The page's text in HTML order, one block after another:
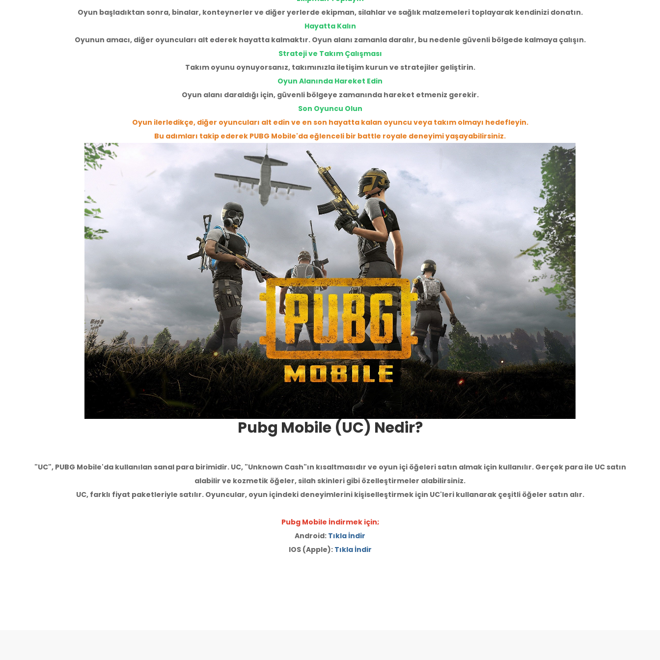
Oyun başladıktan sonra, binalar, konteynerler ve diğer yerlerde ekipman, silahlar ve sağlık malzemeleri toplayarak kendinizi donatın.
Hayatta Kalın
Oyunun amacı, diğer oyuncuları alt ederek hayatta kalmaktır. Oyun alanı zamanla daralır, bu nedenle güvenli bölgede kalmaya çalışın.
Strateji ve Takım Çalışması
Takım oyunu oynuyorsanız, takımınızla iletişim kurun ve stratejiler geliştirin.
Oyun Alanında Hareket Edin
Oyun alanı daraldığı için, güvenli bölgeye zamanında hareket etmeniz gerekir.
Son Oyuncu Olun
Oyun ilerledikçe, diğer oyuncuları alt edin ve en son hayatta kalan oyuncu veya takım olmayı hedefleyin.
Bu adımları takip ederek PUBG Mobile'da eğlenceli bir battle royale deneyimi yaşayabilirsiniz.
Pubg Mobile (UC) Nedir?
"UC", PUBG Mobile'da kullanılan sanal para birimidir. UC, "Unknown Cash"ın kısaltmasıdır ve oyun içi öğeleri satın almak için kullanılır. Gerçek para ile UC satın
alabilir ve kozmetik öğeler, silah skinleri gibi özelleştirmeler alabilirsiniz.
UC, farklı fiyat paketleriyle satılır. Oyuncular, oyun içindeki deneyimlerini kişiselleştirmek için UC'leri kullanarak çeşitli öğeler satın alır.
Pubg Mobile İndirmek için;
Android: Tıkla İndir
IOS (Apple): Tıkla İndir
PUBG Mobile 3850 UC adlı ürünü satın aldı
3850uc e pin aldım teşekkürler
‹